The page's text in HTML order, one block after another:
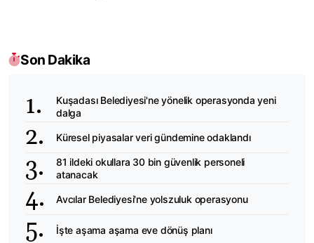
Son Dakika
Kuşadası Belediyesi'ne yönelik operasyonda yeni
dalga
Küresel piyasalar veri gündemine odaklandı
81 ildeki okullara 30 bin güvenlik personeli
atanacak
Avcılar Belediyesi'ne yolszuluk operasyonu
İşte aşama aşama eve dönüş planı